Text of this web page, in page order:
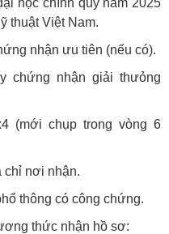
thuật Việt Nam.
nhận ưu tiên (nếu có).
chứng nhận giải thưỏng
(mới chụp trong vòng 6
chỉ nơi nhận.
thông có công chứng.
thức nhận hồ sơ: